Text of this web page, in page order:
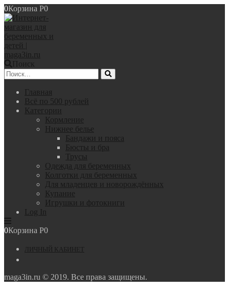
0Корзина Р0
Поиск
Главная
Всё по 500 рублей
Категории
Кормление
Нижнее белье
Бандажи и пояса
Бюсты и бра
Трусы
Одежда для беременных
Колготки для беременных
Для младенцев и новорождённых
Купание
Игрушки и фотокниги
Log In
0Корзина Р0
ЛИЧНЫЙ КАБИНЕТ
maga3in.ru © 2019. Все права защищены.